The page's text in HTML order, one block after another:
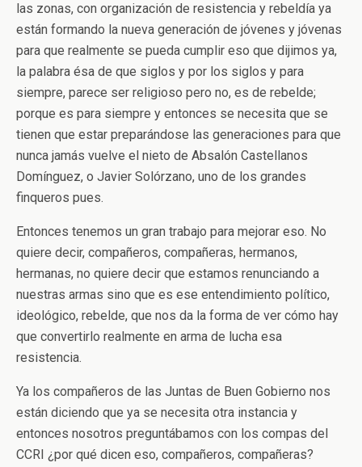
las zonas, con organización de resistencia y rebeldía ya
están formando la nueva generación de jóvenes y jóvenas
para que realmente se pueda cumplir eso que dijimos ya,
la palabra ésa de que siglos y por los siglos y para
siempre, parece ser religioso pero no, es de rebelde;
porque es para siempre y entonces se necesita que se
tienen que estar preparándose las generaciones para que
nunca jamás vuelve el nieto de Absalón Castellanos
Domínguez, o Javier Solórzano, uno de los grandes
finqueros pues.
Entonces tenemos un gran trabajo para mejorar eso. No
quiere decir, compañeros, compañeras, hermanos,
hermanas, no quiere decir que estamos renunciando a
nuestras armas sino que es ese entendimiento político,
ideológico, rebelde, que nos da la forma de ver cómo hay
que convertirlo realmente en arma de lucha esa
resistencia.
Ya los compañeros de las Juntas de Buen Gobierno nos
están diciendo que ya se necesita otra instancia y
entonces nosotros preguntábamos con los compas del
CCRI ¿por qué dicen eso, compañeros, compañeras?